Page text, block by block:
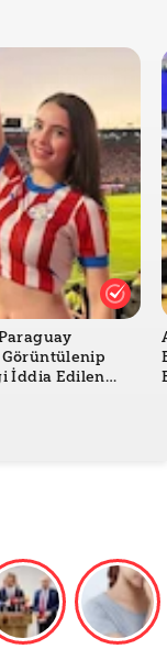
Stadium
Görüntülenip
İddia Edilen